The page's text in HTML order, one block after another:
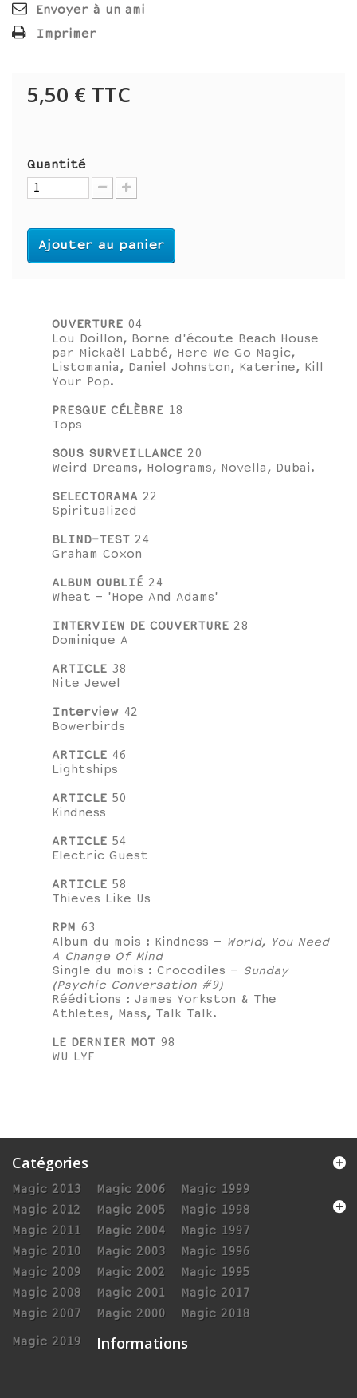
Envoyer à un ami
Imprimer
5,50 € TTC
Quantité
Ajouter au panier
OUVERTURE 04
Lou Doillon, Borne d'écoute Beach House
par Mickaël Labbé, Here We Go Magic,
Listomania, Daniel Johnston, Katerine, Kill
Your Pop.
PRESQUE CÉLÈBRE 18
Tops
SOUS SURVEILLANCE 20
Weird Dreams, Holograms, Novella, Dubai.
SELECTORAMA 22
Spiritualized
BLIND-TEST 24
Graham Coxon
ALBUM OUBLIÉ 24
Wheat - 'Hope And Adams'
INTERVIEW DE COUVERTURE 28
Dominique A
ARTICLE 38
Nite Jewel
Interview 42
Bowerbirds
ARTICLE 46
Lightships
ARTICLE 50
Kindness
ARTICLE 54
Electric Guest
ARTICLE 58
Thieves Like Us
RPM 63
Album du mois : Kindness – World, You Need
A Change Of Mind
Single du mois : Crocodiles – Sunday
(Psychic Conversation #9)
Rééditions : James Yorkston & The
Athletes, Mass, Talk Talk.
LE DERNIER MOT 98
WU LYF
Catégories
Magic 2013
Magic 2012
Magic 2011
Magic 2010
Magic 2009
Magic 2008
Magic 2007
Magic 2006
Magic 2005
Magic 2004
Magic 2003
Magic 2002
Magic 2001
Magic 2000
Magic 1999
Magic 1998
Magic 1997
Magic 1996
Magic 1995
Magic 2017
Magic 2018
Magic 2019
Informations